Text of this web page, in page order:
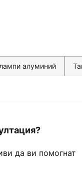
алуминий
да ви помогнат